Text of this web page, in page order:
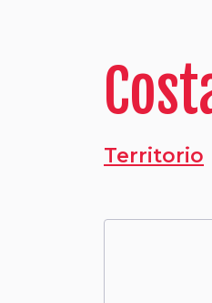
Territorio